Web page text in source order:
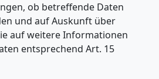
ob betreffende Daten
und auf Auskunft über
auf weitere Informationen
entsprechend Art. 15